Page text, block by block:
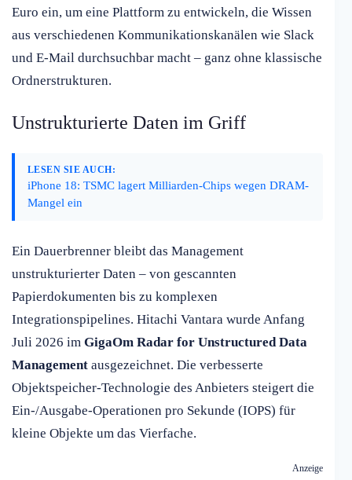
Euro ein, um eine Plattform zu entwickeln, die Wissen
aus verschiedenen Kommunikationskanälen wie Slack
und E-Mail durchsuchbar macht – ganz ohne klassische
Ordnerstrukturen.
Unstrukturierte Daten im Griff
LESEN SIE AUCH:
iPhone 18: TSMC lagert Milliarden-Chips wegen DRAM-
Mangel ein
Ein Dauerbrenner bleibt das Management
unstrukturierter Daten – von gescannten
Papierdokumenten bis zu komplexen
Integrationspipelines. Hitachi Vantara wurde Anfang
Juli 2026 im GigaOm Radar for Unstructured Data
Management ausgezeichnet. Die verbesserte
Objektspeicher-Technologie des Anbieters steigert die
Ein-/Ausgabe-Operationen pro Sekunde (IOPS) für
kleine Objekte um das Vierfache.
Anzeige